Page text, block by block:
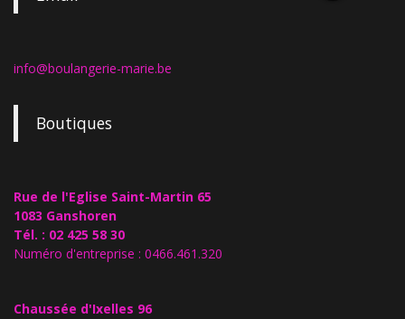
info@boulangerie-marie.be
Boutiques
Rue de l'Eglise Saint-Martin 65
1083 Ganshoren
Tél. : 02 425 58 30
Numéro d'entreprise : 0466.461.320
Chaussée d'Ixelles 96